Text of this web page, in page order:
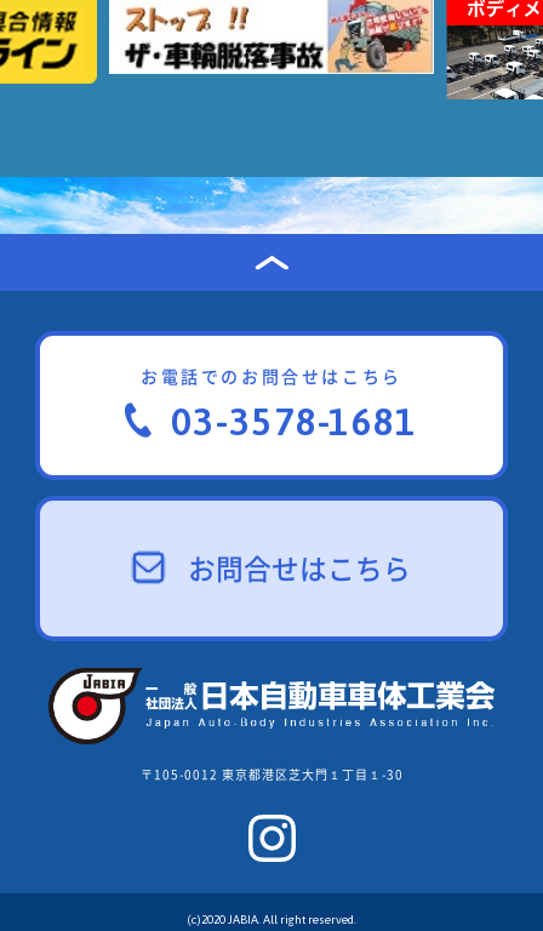
お電話でのお問合せはこちら
03-3578-1681
お問合せはこちら
〒105-0012 東京都港区芝大門１丁目１-30
(c)2020 JABIA. All right reserved.